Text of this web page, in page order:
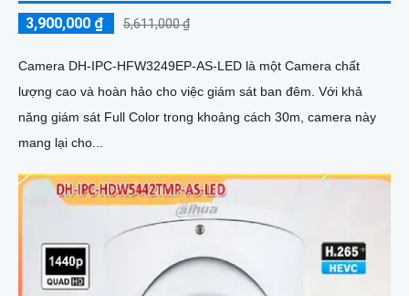
3,900,000 ₫ 5,611,000 ₫
Camera DH-IPC-HFW3249EP-AS-LED là một Camera chất
lượng cao và hoàn hảo cho việc giám sát ban đêm. Với khả
năng giám sát Full Color trong khoảng cách 30m, camera này
mang lại cho...